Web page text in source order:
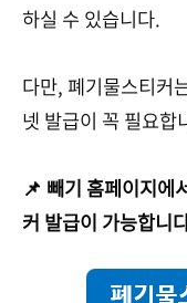
하실 수 있습니다.
다만, 폐기물스티커
넷 발급이 꼭 필요합
📌 빼기 홈페이지에
커 발급이 가능합니